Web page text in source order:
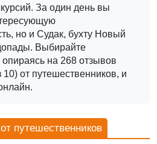
За один день вы
но и Судак, бухту Новый
Выбирайте
на 268 отзывов
от путешественников, и
путешественников